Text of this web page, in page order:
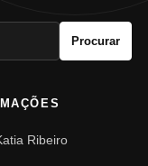
Procurar
Ribeiro